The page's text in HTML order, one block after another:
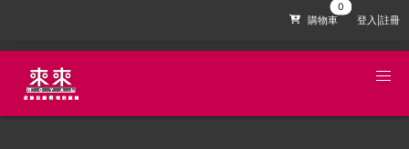
購物車 登入|註冊